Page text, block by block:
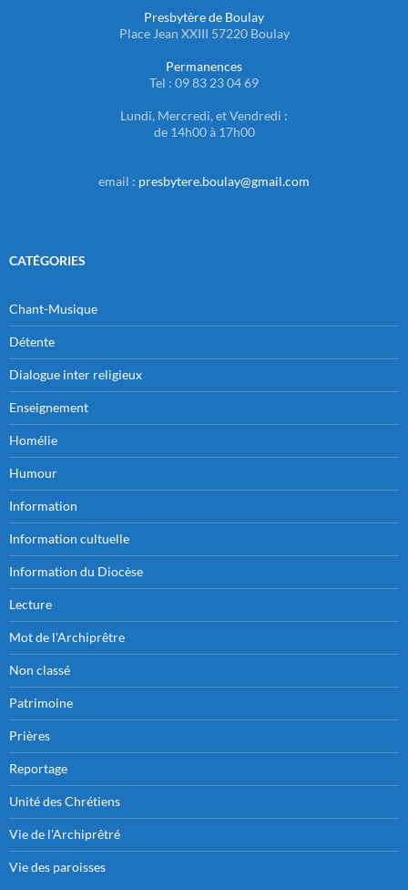
Presbytère de Boulay
Place Jean XXIII 57220 Boulay
Permanences
Tel : 09 83 23 04 69
Lundi, Mercredi, et Vendredi :
de 14h00 à 17h00
email : presbytere.boulay@gmail.com
CATÉGORIES
Chant-Musique
Détente
Dialogue inter religieux
Enseignement
Homélie
Humour
Information
Information cultuelle
Information du Diocèse
Lecture
Mot de l'Archiprêtre
Non classé
Patrimoine
Prières
Reportage
Unité des Chrétiens
Vie de l'Archiprêtré
Vie des paroisses